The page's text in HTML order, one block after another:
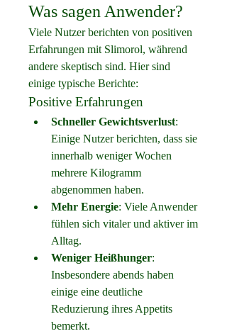
Was sagen Anwender?
Viele Nutzer berichten von positiven
Erfahrungen mit Slimorol, während
andere skeptisch sind. Hier sind
einige typische Berichte:
Positive Erfahrungen
Schneller Gewichtsverlust:
Einige Nutzer berichten, dass sie
innerhalb weniger Wochen
mehrere Kilogramm
abgenommen haben.
Mehr Energie: Viele Anwender
fühlen sich vitaler und aktiver im
Alltag.
Weniger Heißhunger:
Insbesondere abends haben
einige eine deutliche
Reduzierung ihres Appetits
bemerkt.